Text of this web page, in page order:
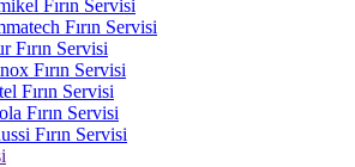
Fırın Servisi
Fırın Servisi
Fırın Servisi
Fırın Servisi
Fırın Servisi
Fırın Servisi
Fırın Servisi